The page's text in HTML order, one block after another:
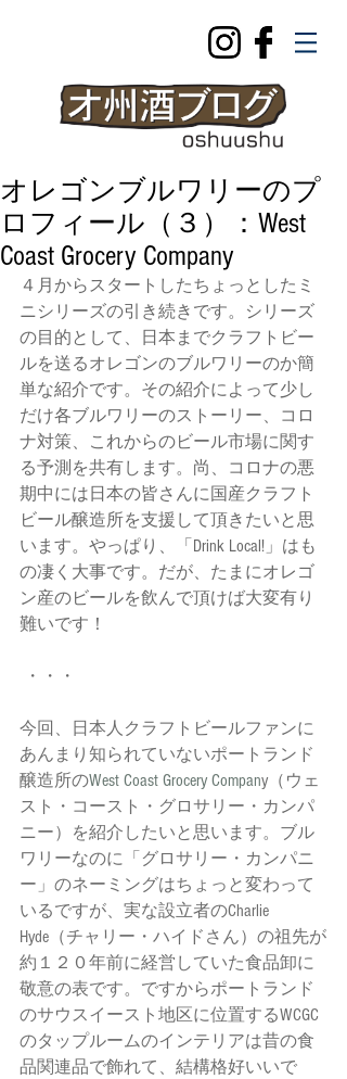
オレゴンブルワリーのプ
ロフィール（３）：West
Coast Grocery Company
４月からスタートしたちょっとしたミ
ニシリーズの引き続きです。シリーズ
の目的として、日本までクラフトビー
ルを送るオレゴンのブルワリーのか簡
単な紹介です。その紹介によって少し
だけ各ブルワリーのストーリー、コロ
ナ対策、これからのビール市場に関す
る予測を共有します。尚、コロナの悪
期中には日本の皆さんに国産クラフト
ビール醸造所を支援して頂きたいと思
います。やっぱり、「Drink Local!」はも
の凄く大事です。だが、たまにオレゴ
ン産のビールを飲んで頂けば大変有り
難いです！
・・・
今回、日本人クラフトビールファンに
あんまり知られていないポートランド
醸造所のWest Coast Grocery Company（ウェ
スト・コースト・グロサリー・カンパ
ニー）を紹介したいと思います。ブル
ワリーなのに「グロサリー・カンパニ
ー」のネーミングはちょっと変わって
いるですが、実な設立者のCharlie
Hyde（チャリー・ハイドさん）の祖先が
約１２０年前に経営していた食品卸に
敬意の表です。ですからポートランド
のサウスイースト地区に位置するWCGC
のタップルームのインテリアは昔の食
品関連品で飾れて、結構格好いいで